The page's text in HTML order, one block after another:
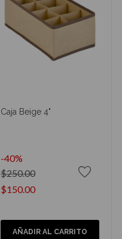
Caja Beige 4"
$150.00
$250.00
-40%
AÑADIR AL CARRITO